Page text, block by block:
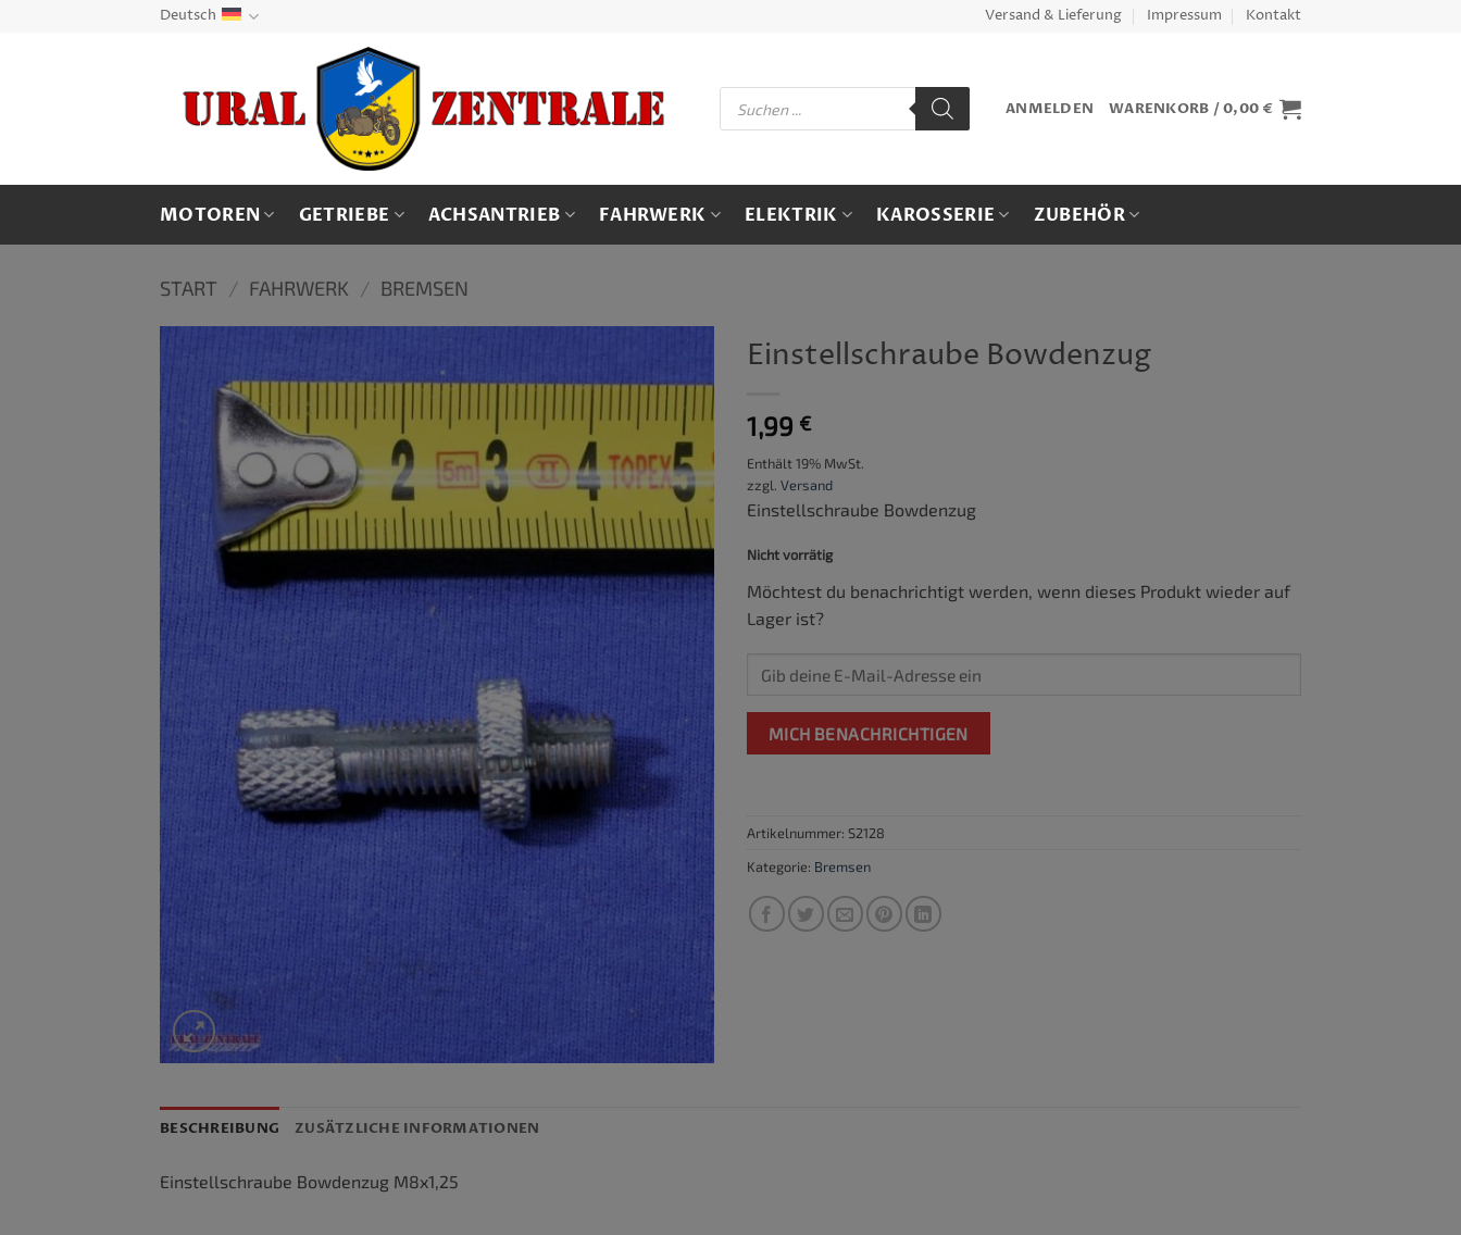
Deutsch Versand & Lieferung Impressum Kontakt
Products
search
ANMELDEN WARENKORB /0,00 €
MOTOREN GETRIEBE ACHSANTRIEB FAHRWERK ELEKTRIK KAROSSERIE ZUBEHÖR
START / FAHRWERK / BREMSEN
Einstellschraube Bowdenzug
1,99 €
Enthält 19% MwSt.
zzgl. Versand
Einstellschraube Bowdenzug
Nicht vorrätig
Möchtest du benachrichtigt werden, wenn dieses Produkt wieder auf
Lager ist?
MICH BENACHRICHTIGEN
Artikelnummer: S2128
Kategorie: Bremsen
BESCHREIBUNG ZUSÄTZLICHE INFORMATIONEN
Einstellschraube Bowdenzug M8x1,25